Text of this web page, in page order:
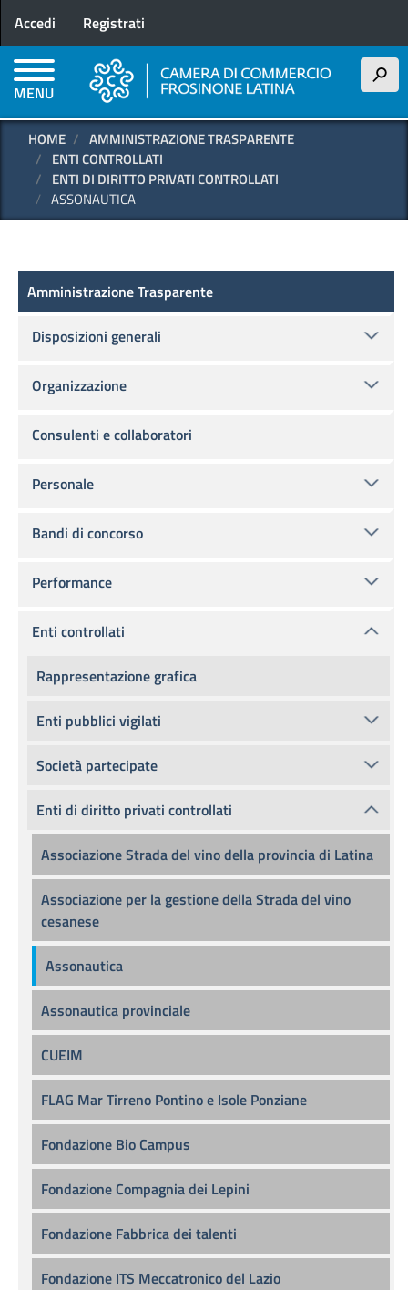
principale
Menu profilo utente
Accedi Registrati
MENU
h
HOME
AMMINISTRAZIONE TRASPARENTE
ENTI CONTROLLATI
ENTI DI DIRITTO PRIVATI CONTROLLATI
ASSONAUTICA
Amministrazione Trasparente
Amministrazione Trasparente
Disposizioni generali
Organizzazione
Consulenti e collaboratori
Personale
Bandi di concorso
Performance
Enti controllati
Rappresentazione grafica
Enti pubblici vigilati
Società partecipate
Enti di diritto privati controllati
Associazione Strada del vino della provincia di Latina
Associazione per la gestione della Strada del vino
cesanese
Assonautica
Assonautica provinciale
CUEIM
FLAG Mar Tirreno Pontino e Isole Ponziane
Fondazione Bio Campus
Fondazione Compagnia dei Lepini
Fondazione Fabbrica dei talenti
Fondazione ITS Meccatronico del Lazio